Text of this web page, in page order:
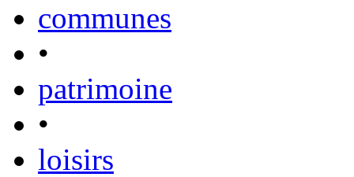
communes
•
patrimoine
•
loisirs